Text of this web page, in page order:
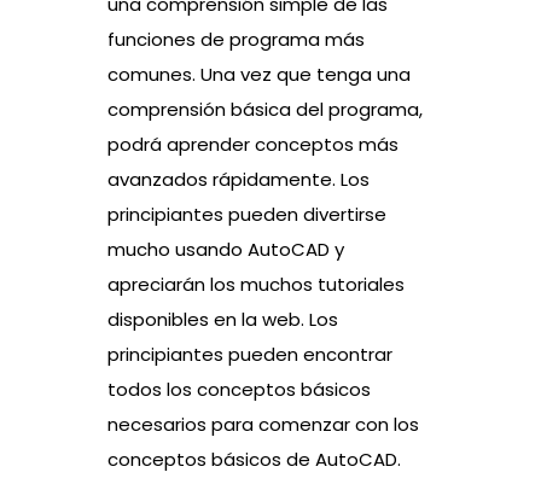
funciones de programa más
comunes. Una vez que tenga una
comprensión básica del programa,
podrá aprender conceptos más
avanzados rápidamente. Los
principiantes pueden divertirse
mucho usando AutoCAD y
apreciarán los muchos tutoriales
disponibles en la web. Los
principiantes pueden encontrar
todos los conceptos básicos
necesarios para comenzar con los
conceptos básicos de AutoCAD.